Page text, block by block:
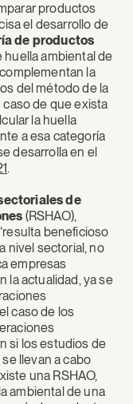
productos
el desarrollo de
de productos
huella ambiental de
la
del método de la
de que exista
la huella
a esa categoría
desarrolla en el
.
de
(RSHAO),
beneficioso
nivel sectorial, no
empresas
la actualidad, ya se
caso de los
si los estudios de
llevan a cabo
una RSHAO,
ambiental de una